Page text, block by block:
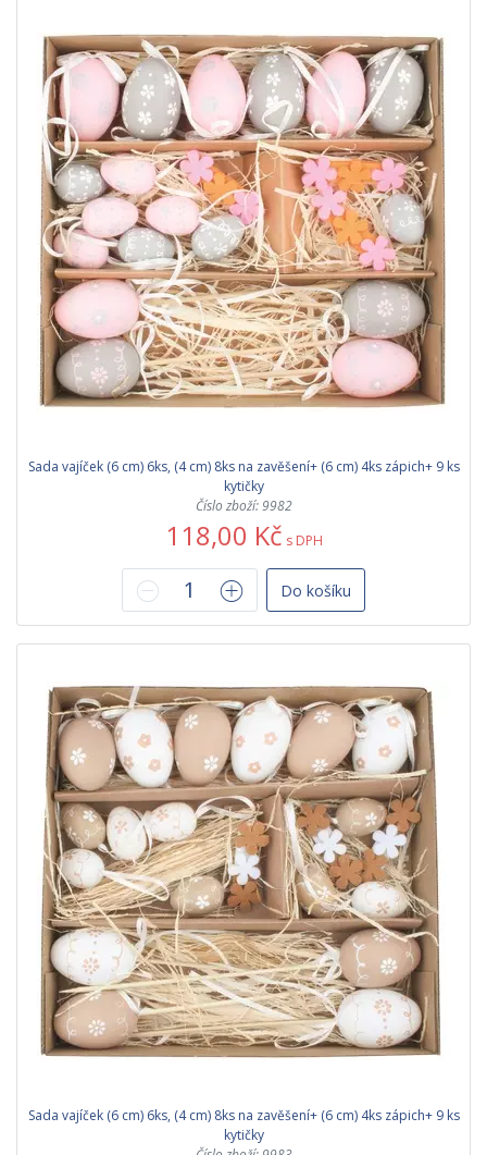
Sada vajíček (6 cm) 6ks, (4 cm) 8ks na zavěšení+ (6 cm) 4ks zápich+ 9 ks
kytičky
Číslo zboží: 9982
118,00 Kč s DPH
Do košíku
Sada vajíček (6 cm) 6ks, (4 cm) 8ks na zavěšení+ (6 cm) 4ks zápich+ 9 ks
kytičky